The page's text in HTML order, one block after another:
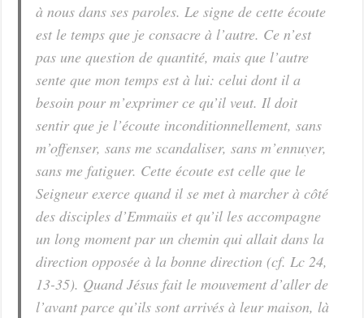
à nous dans ses paroles. Le signe de cette écoute
est le temps que je consacre à l’autre. Ce n’est
pas une question de quantité, mais que l’autre
sente que mon temps est à lui: celui dont il a
besoin pour m’exprimer ce qu’il veut. Il doit
sentir que je l’écoute inconditionnellement, sans
m’offenser, sans me scandaliser, sans m’ennuyer,
sans me fatiguer. Cette écoute est celle que le
Seigneur exerce quand il se met à marcher à côté
des disciples d’Emmaüs et qu’il les accompagne
un long moment par un chemin qui allait dans la
direction opposée à la bonne direction (cf. Lc 24,
13-35). Quand Jésus fait le mouvement d’aller de
l’avant parce qu’ils sont arrivés à leur maison, là